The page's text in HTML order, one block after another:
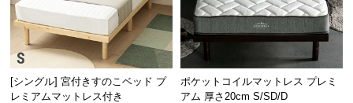
サ
ー
ス
に
[シングル] 宮付きすのこベッド プ
レミアムマットレス付き
ポケットコイルマットレス プレミ
アム 厚さ20cm S/SD/D